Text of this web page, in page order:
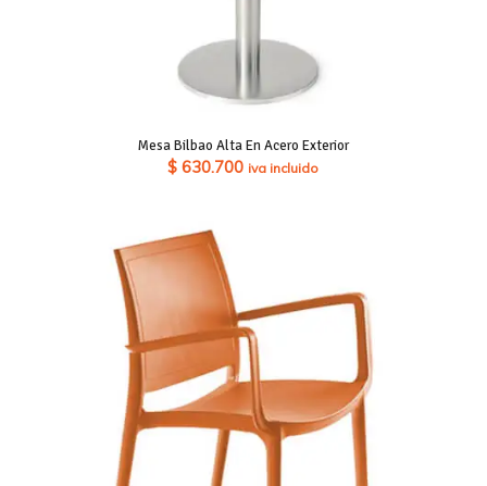
Mesa Bilbao Alta En Acero Exterior
$ 630.700 iva incluido